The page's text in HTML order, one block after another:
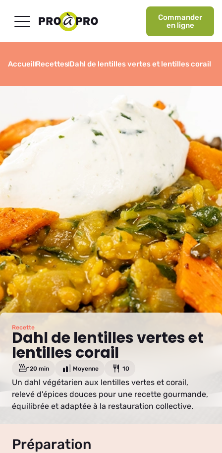
Commander
en ligne
Accueil RecettesDahl de lentilles vertes et lentilles corail
Recette
Dahl de lentilles vertes et
lentilles corail
20 min Moyenne 10
Un dahl végétarien aux lentilles vertes et corail,
relevé d'épices douces pour une recette gourmande,
équilibrée et adaptée à la restauration collective.
Préparation